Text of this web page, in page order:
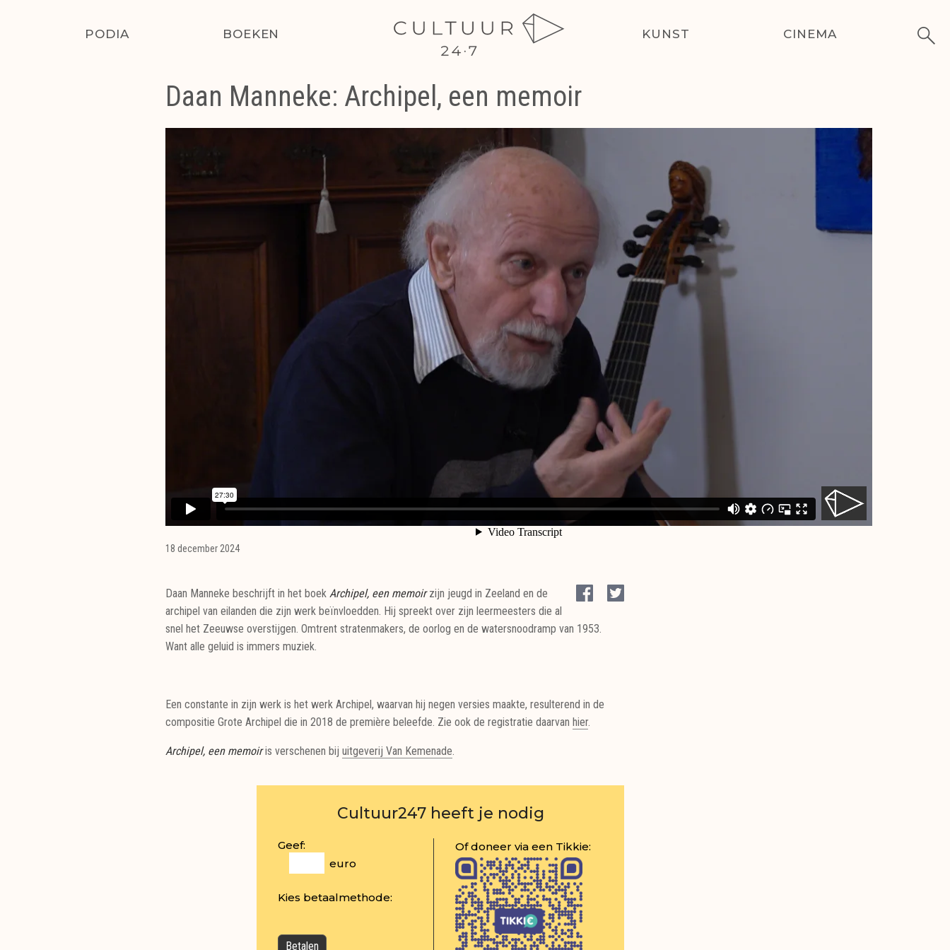
PODIA BOEKEN KUNST CINEMA
Daan Manneke: Archipel, een memoir
18 december 2024
Daan Manneke beschrijft in het boek Archipel, een memoirzijn jeugd in Zeeland en de
archipel van eilanden die zijn werk beïnvloedden. Hij spreekt over zijn leermeesters die al
snel het Zeeuwse overstijgen. Omtrent stratenmakers, de oorlog en de watersnoodramp van 1953.
Want alle geluid is immers muziek.
Een constante in zijn werk is het werk Archipel, waarvan hij negen versies maakte, resulterend in de
compositie Grote Archipel die in 2018 de première beleefde. Zie ook de registratie daarvan hier.
Archipel, een memoiris verschenen bij uitgeverij Van Kemenade.
Cultuur247 heeft je nodig
Geef:
euro
Kies betaalmethode:
Of doneer via een Tikkie: